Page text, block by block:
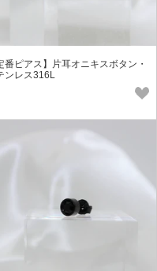
番ピアス】片耳オニキスボタン・
ンレス316L